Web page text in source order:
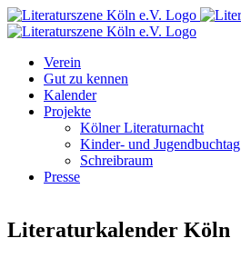
Zum
Inhalt
Facebook
Instagram
E-
Mail
Verein
Gut zu kennen
Kalender
Projekte
Kölner Literaturnacht
Kinder- und Jugendbuchtag
Schreibraum
Presse
Literaturkalender Köln